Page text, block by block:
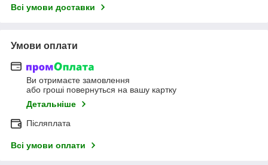
Всі умови доставки
Умови оплати
Ви отримаєте замовлення
або гроші повернуться на вашу картку
Детальніше
Післяплата
Всі умови оплати